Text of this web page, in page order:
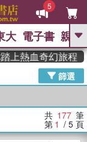
5
GO
高希均教授回憶錄
、 父親節 、 如果歷
方念華 、 台灣的李
女孩：黎曼猜想 、
大 電子書 親子
奇幻旅程
篩選
共 177 筆
第 1 / 5 頁